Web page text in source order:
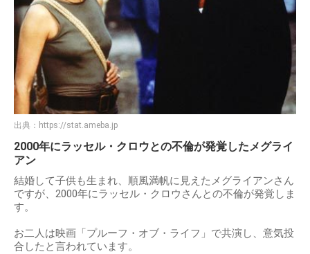
出典： https://stat.ameba.jp
2000年にラッセル・クロウとの不倫が発覚したメグライ
アン
結婚して子供も生まれ、順風満帆に見えたメグライアンさん
ですが、2000年にラッセル・クロウさんとの不倫が発覚しま
す。
お二人は映画「プルーフ・オブ・ライフ」で共演し、意気投
合したと言われています。